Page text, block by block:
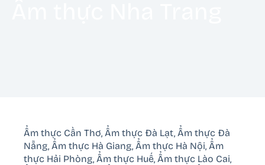
Ẩm thực Cần Thơ, Ẩm thực Đà Lạt, Ẩm thực Đà
Nẵng, Ẩm thực Hà Giang, Ẩm thực Hà Nội, Ẩm
thực Hải Phòng, Ẩm thực Huế, Ẩm thực Lào Cai,